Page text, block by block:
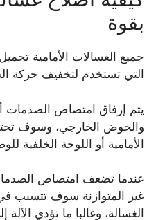
بقوة
جميع الغسالات الأمامية
التي تستخدم لتخفيف حركة
يتم إرفاق امتصاص الصدمات
والحوض الخارجي، وسوف
الأمامية أو اللوحة الخلفية
عندما تضعف امتصاص
غير المتوازنة سوف تتسبب
الغسالة، وغالبا ما تؤدي